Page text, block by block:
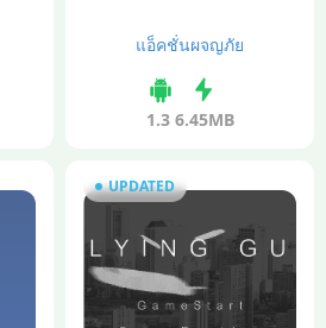
แอ็คชั่นผจญภัย
1.3 6.45MB
UPDATED